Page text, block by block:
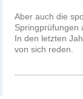
Aber auch die
Springprüfungen
In den letzten
von sich reden.